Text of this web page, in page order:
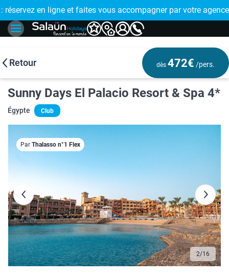
!
: réservez en ligne et faites vous accompagner par votre
🤩
Retour dès 472€ /pers.
Sunny Days El Palacio Resort & Spa 4*
Égypte Club
2/16
Par Thalasso n°1 Flex